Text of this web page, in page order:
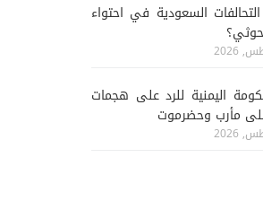
السعودية في احتواء
اليمنية للرد على هجمات
مأرب وحضرموت